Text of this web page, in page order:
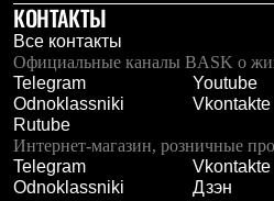
Куртки
Брюки
Утепленная синтетикой
Комбинезоны
Куртки
Брюки
Лёгкая одежда
Футболки
Толстовки
КОНТАКТЫ
Все контакты
Официальные каналы BASK о
Telegram
Youtube
Odnoklassniki
Vkontakte
Rutube
Интернет-магазин, розничные
Telegram
Vkontakte
Odnoklassniki
Дзэн